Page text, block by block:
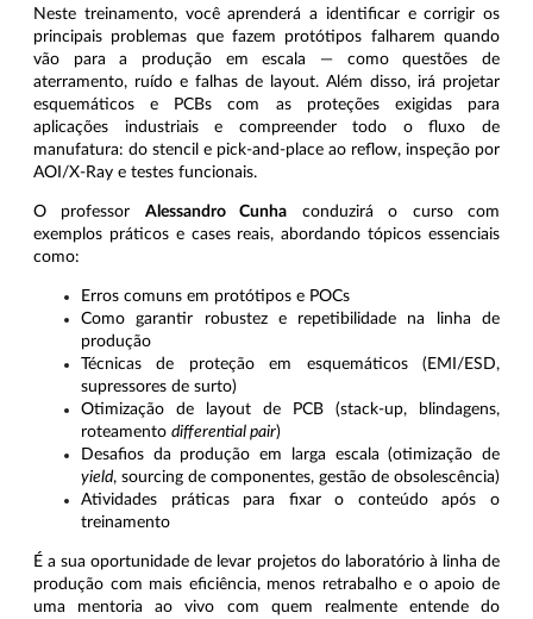
Neste treinamento, você aprenderá a identificar e corrigir os
principais problemas que fazem protótipos falharem quando
vão para a produção em escala — como questões de
aterramento, ruído e falhas de layout. Além disso, irá projetar
esquemáticos e PCBs com as proteções exigidas para
aplicações industriais e compreender todo o fluxo de
manufatura: do stencil e pick-and-place ao reflow, inspeção por
AOI/X-Ray e testes funcionais.
O professor Alessandro Cunha conduzirá o curso com
exemplos práticos e cases reais, abordando tópicos essenciais
como:
Erros comuns em protótipos e POCs
Como garantir robustez e repetibilidade na linha de
produção
Técnicas de proteção em esquemáticos (EMI/ESD,
supressores de surto)
Otimização de layout de PCB (stack-up, blindagens,
roteamento differential pair)
Desafios da produção em larga escala (otimização de
yield, sourcing de componentes, gestão de obsolescência)
Atividades práticas para fixar o conteúdo após o
treinamento
É a sua oportunidade de levar projetos do laboratório à linha de
produção com mais eficiência, menos retrabalho e o apoio de
uma mentoria ao vivo com quem realmente entende do